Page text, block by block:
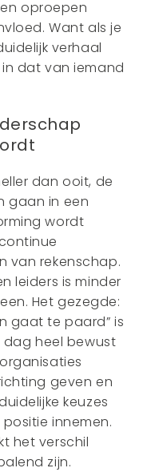
oproepen
Want als je
verhaal
dat van iemand
dan ooit, de
gaan in een
wordt
van rekenschap.
leiders is minder
Het gezegde:
gaat te paard” is
dag heel bewust
geven en
keuzes
innemen.
het verschil
zijn.